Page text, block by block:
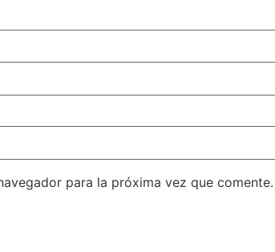
para la próxima vez que comente.